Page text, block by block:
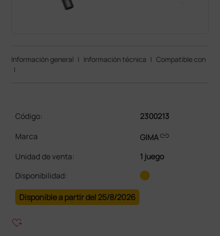
Información general | Información técnica | Compatible con
|
Código:
2300213
Marca
GIMAlink
Unidad de venta:
1 juego
Disponibilidad:
Disponible a partir del 25/8/2026
heart_plus